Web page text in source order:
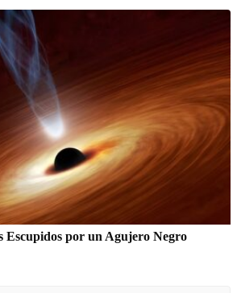
Escupidos por un Agujero Negro